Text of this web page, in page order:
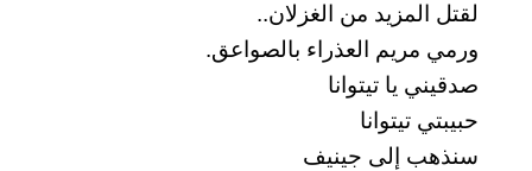
لقتل المزيد من الغزلان..
ورمي مريم العذراء بالصواعق.
صدقيني يا تيتوانا
حبيبتي تيتوانا
سنذهب إلى جينيف